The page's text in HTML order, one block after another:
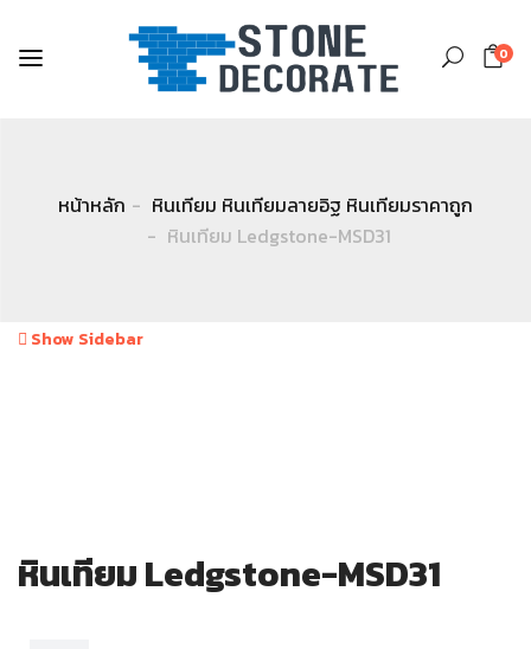
0
หน้าหลัก
หินเทียม หินเทียมลายอิฐ หินเทียมราคาถูก
หินเทียม Ledgstone-MSD31
Show Sidebar
หินเทียม Ledgstone-MSD31